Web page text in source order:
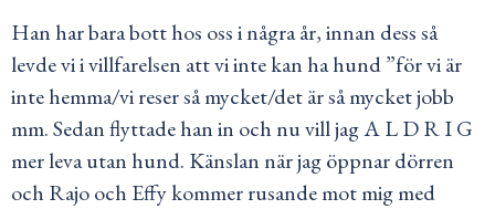
Han har bara bott hos oss i några år, innan dess så
levde vi i villfarelsen att vi inte kan ha hund ”för vi är
inte hemma/vi reser så mycket/det är så mycket jobb
mm. Sedan flyttade han in och nu vill jag A L D R I G
mer leva utan hund. Känslan när jag öppnar dörren
och Rajo och Effy kommer rusande mot mig med